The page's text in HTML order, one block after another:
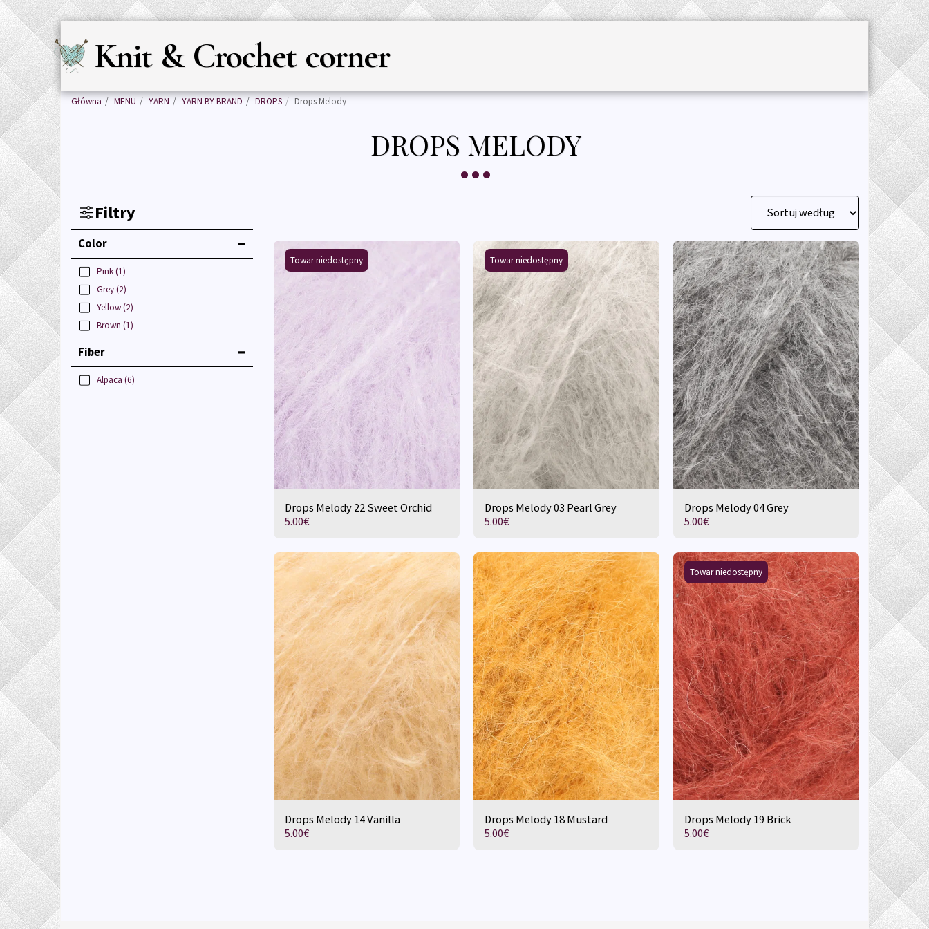
Knit & Crochet cornerGŁÓWNA JOURNAL
Główna MENU YARN YARN BY BRAND DROPS Drops Melody
DROPS MELODY
Filtry
Fiber
Alpaca (6)
Color
Pink(1)
Grey(2)
Yellow(2)
Brown (1)
Towar niedostępny
Drops Melody 22 Sweet Orchid
5.00€
Towar niedostępny
Drops Melody 03 Pearl Grey
5.00€
Drops Melody 04 Grey
5.00€
Drops Melody 14 Vanilla
5.00€
Drops Melody 18 Mustard
5.00€
Towar niedostępny
Drops Melody 19 Brick
5.00€